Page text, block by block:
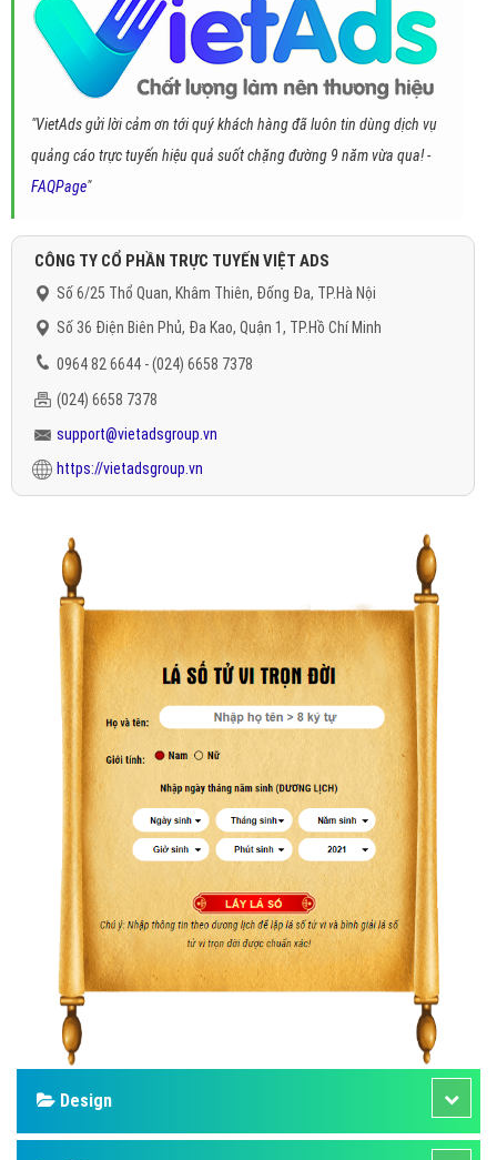
"VietAds gửi lời cảm ơn tới quý khách hàng đã luôn tin dùng dịch vụ
quảng cáo trực tuyến hiệu quả suốt chặng đường 9 năm vừa qua! -
FAQPage"
CÔNG TY CỔ PHẦN TRỰC TUYẾN VIỆT ADS
Số 6/25 Thổ Quan, Khâm Thiên, Đống Đa, TP.Hà Nội
Số 36 Điện Biên Phủ, Đa Kao, Quận 1, TP.Hồ Chí Minh
0964 82 6644 - (024) 6658 7378
(024) 6658 7378
support@vietadsgroup.vn
https://vietadsgroup.vn
Design